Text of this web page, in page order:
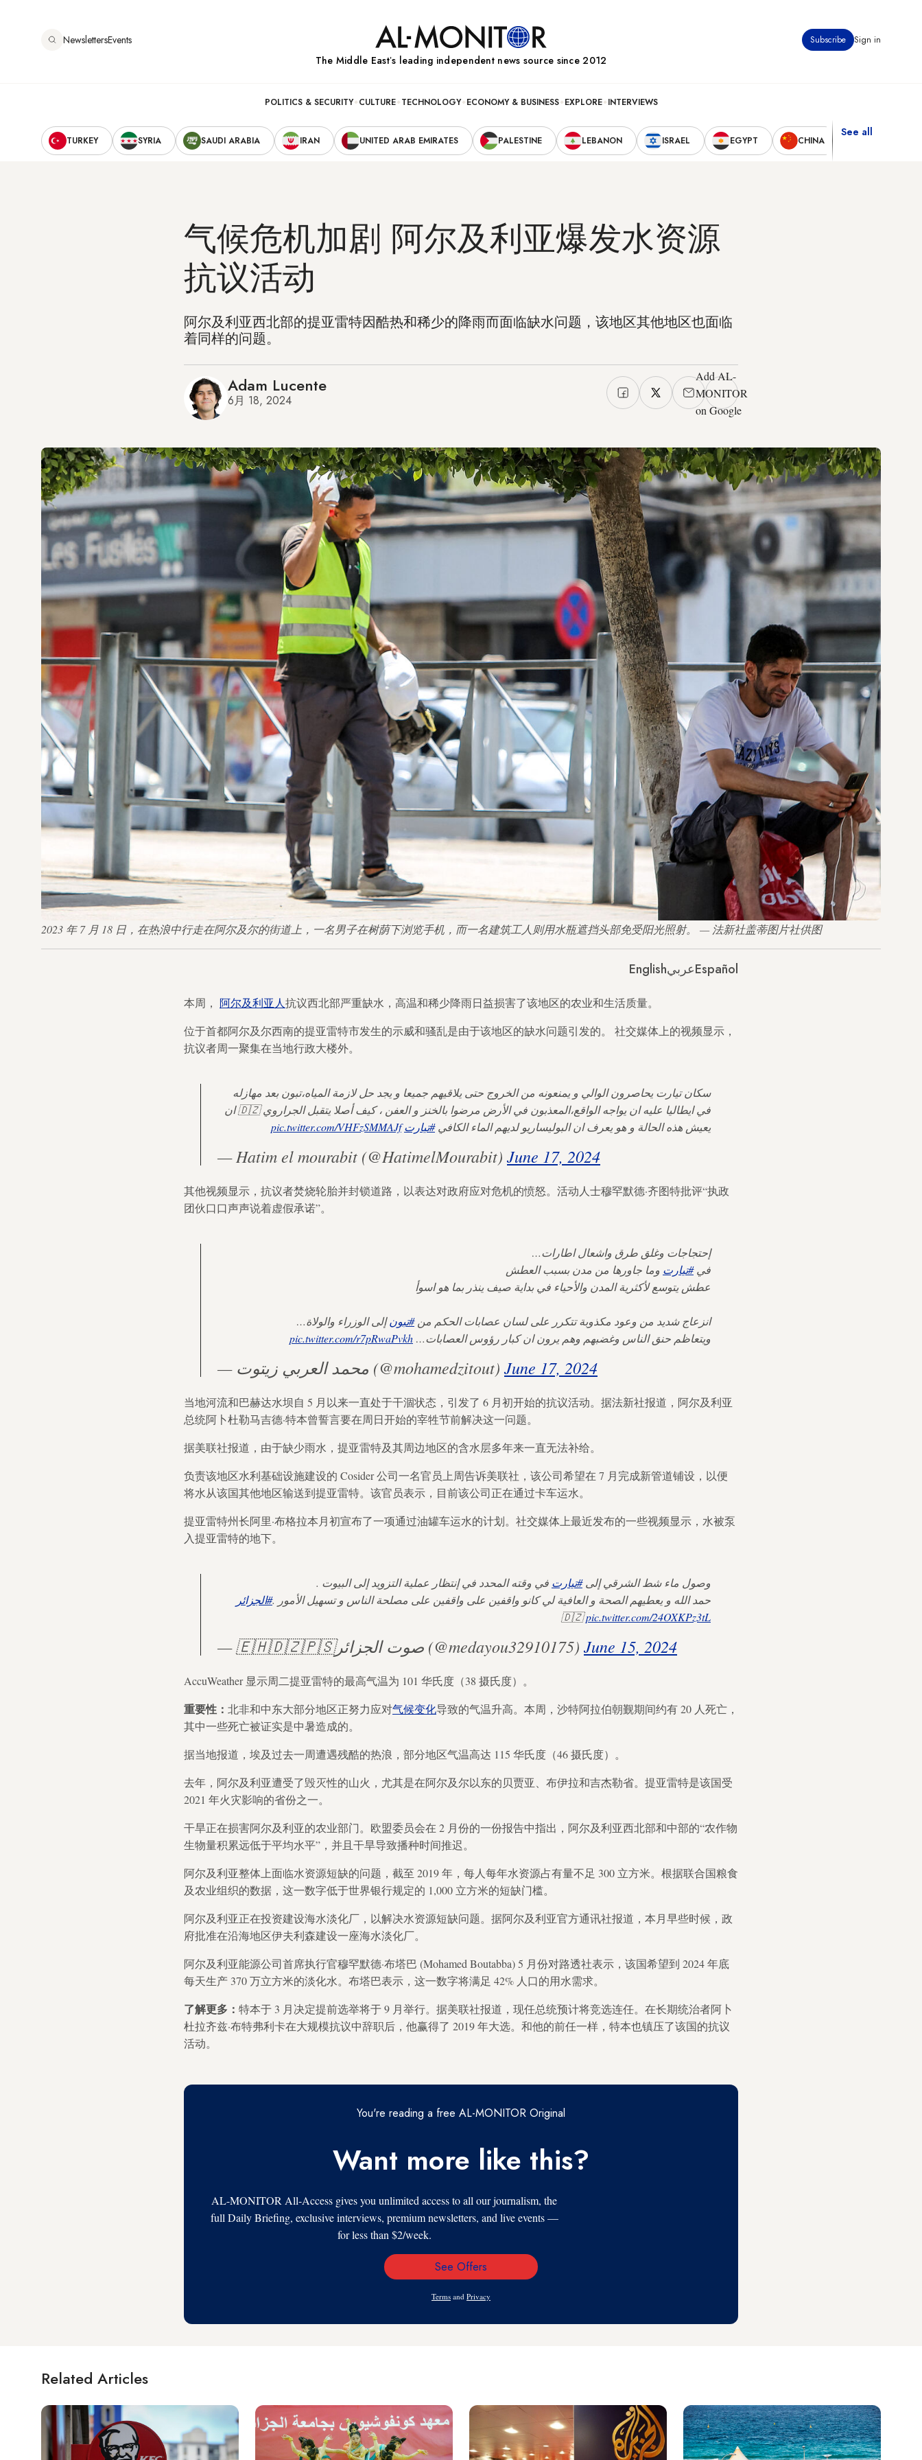
NewslettersEvents Subscribe Sign in
The Middle Eastʼs leading independent news source since 2012
navigation
POLITICS & SECURITY CULTURE TECHNOLOGY ECONOMY & BUSINESS EXPLORE INTERVIEWS
Secondary
TURKEY SYRIA SAUDI ARABIA IRAN UNITED ARAB EMIRATES PALESTINE LEBANON ISRAEL EGYPT CHINA
See all
气候危机加剧 阿尔及利亚爆发水资源
抗议活动
阿尔及利亚西北部的提亚雷特因酷热和稀少的降雨而面临缺水问题，该地区其他地区也面临
着同样的问题。
Adam Lucente
6月 18, 2024
Add AL-
MONITOR
on Google
2023 年 7 月 18 日，在热浪中行走在阿尔及尔的街道上，一名男子在树荫下浏览手机，而一名建筑工人则用水瓶遮挡头部免受阳光照射。 — 法新社盖蒂图片社供图
EnglishعربيEspañol
本周， 阿尔及利亚人抗议西北部严重缺水，高温和稀少降雨日益损害了该地区的农业和生活质量。
位于首都阿尔及尔西南的提亚雷特市发生的示威和骚乱是由于该地区的缺水问题引发的。
社交媒体上的视频显示，
抗议者周一聚集在当地行政大楼外。
سكان تيارت يحاصرون الوالي و يمنعونه من الخروج حتى يلاقيهم جميعا و يجد حل لازمة المياه،تبون بعد مهازله
في ايطاليا عليه ان يواجه الواقع،المعذبون في الأرض مرضوا بالخنز و العفن ، كيف أصلا يتقبل الجراروي 🇩🇿 ان
يعيش هذه الحالة و هو يعرف ان البوليساريو لديهم الماء الكافي#تيارت pic.twitter.com/VHFzSMMAJf
— Hatim el mourabit (@HatimelMourabit) June 17, 2024
其他视频显示，抗议者焚烧轮胎并封锁道路，以表达对政府应对危机的愤怒。活动人士穆罕默德·齐图特批评“执政
团伙口口声声说着虚假承诺”。
إحتجاجات وغلق طرق واشعال اطارات…
في#تيارت وما جاورها من مدن بسبب العطش
عطش يتوسع لأكثرية المدن والأحياء في بداية صيف ينذر بما هو اسوأ
انزعاج شديد من وعود مكذوبة تتكرر على لسان عصابات الحكم من#تبونإلى الوزراء والولاة…
ويتعاظم حنق الناس وغضبهم وهم يرون ان كبار رؤوس العصابات… pic.twitter.com/r7pRwaPvkh
— محمد العربي زيتوت (@mohamedzitout) June 17, 2024
当地河流和巴赫达水坝自 5 月以来一直处于干涸状态，引发了 6 月初开始的抗议活动。据法新社报道，阿尔及利亚
总统阿卜杜勒马吉德·特本曾誓言要在周日开始的宰牲节前解决这一问题。
据美联社报道，由于缺少雨水，提亚雷特及其周边地区的含水层多年来一直无法补给。
负责该地区水利基础设施建设的 Cosider 公司一名官员上周告诉美联社，该公司希望在 7 月完成新管道铺设，以便
将水从该国其他地区输送到提亚雷特。该官员表示，目前该公司正在通过卡车运水。
提亚雷特州长阿里·布格拉本月初宣布了一项通过油罐车运水的计划。社交媒体上最近发布的一些视频显示，水被泵
入提亚雷特的地下。
وصول ماء شط الشرقي إلى#تيارت في وقته المحدد في إنتظار عملية التزويد إلى البيوت .
حمد الله و يعطيهم الصحة و العافية لي كانو واقفين على واقفين على مصلحة الناس و تسهيل الأمور .#الجزائر
🇩🇿pic.twitter.com/24OXKPz3tL
— 🇪🇭🇩🇿🇵🇸صوت الجزائر (@medayou32910175) June 15, 2024
AccuWeather 显示周二提亚雷特的最高气温为 101 华氏度（38 摄氏度）。
重要性： 北非和中东大部分地区正努力应对气候变化导致的气温升高。本周，沙特阿拉伯朝觐期间约有 20 人死亡，
其中一些死亡被证实是中暑造成的。
据当地报道，埃及过去一周遭遇残酷的热浪，部分地区气温高达 115 华氏度（46 摄氏度）。
去年，阿尔及利亚遭受了毁灭性的山火，尤其是在阿尔及尔以东的贝贾亚、布伊拉和吉杰勒省。提亚雷特是该国受
2021 年火灾影响的省份之一。
干旱正在损害阿尔及利亚的农业部门。欧盟委员会在 2 月份的一份报告中指出，阿尔及利亚西北部和中部的“农作物
生物量积累远低于平均水平”，并且干旱导致播种时间推迟。
阿尔及利亚整体上面临水资源短缺的问题，截至 2019 年，每人每年水资源占有量不足 300 立方米。根据联合国粮食
及农业组织的数据，这一数字低于世界银行规定的 1,000 立方米的短缺门槛。
阿尔及利亚正在投资建设海水淡化厂，以解决水资源短缺问题。据阿尔及利亚官方通讯社报道，本月早些时候，政
府批准在沿海地区伊夫利森建设一座海水淡化厂。
阿尔及利亚能源公司首席执行官穆罕默德·布塔巴 (Mohamed Boutabba) 5 月份对路透社表示，该国希望到 2024 年底
每天生产 370 万立方米的淡化水。布塔巴表示，这一数字将满足 42% 人口的用水需求。
了解更多： 特本于 3 月决定提前选举将于 9 月举行。据美联社报道，现任总统预计将竞选连任。在长期统治者阿卜
杜拉齐兹·布特弗利卡在大规模抗议中辞职后，他赢得了 2019 年大选。和他的前任一样，特本也镇压了该国的抗议
活动。
You're reading a free AL-MONITOR Original
Want more like this?
AL-MONITOR All-Access gives you unlimited access to all our journalism, the
full Daily Briefing, exclusive interviews, premium newsletters, and live events —
for less than $2/week.
Email
See Offers
Terms and Privacy
Related Articles